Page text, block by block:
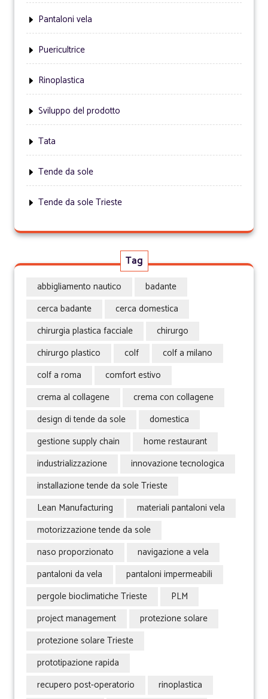
Pantaloni vela
Puericultrice
Rinoplastica
Sviluppo del prodotto
Tata
Tende da sole
Tende da sole Trieste
Tag
abbigliamento nautico
badante
cerca badante
cerca domestica
chirurgia plastica facciale
chirurgo
chirurgo plastico
colf
colf a milano
colf a roma
comfort estivo
crema al collagene
crema con collagene
design di tende da sole
domestica
gestione supply chain
home restaurant
industrializzazione
innovazione tecnologica
installazione tende da sole Trieste
Lean Manufacturing
materiali pantaloni vela
motorizzazione tende da sole
naso proporzionato
navigazione a vela
pantaloni da vela
pantaloni impermeabili
pergole bioclimatiche Trieste
PLM
project management
protezione solare
protezione solare Trieste
prototipazione rapida
recupero post-operatorio
rinoplastica